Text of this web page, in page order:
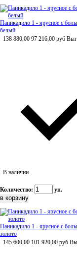
Паникадило 1 - ярусное с
белый
138 880,00 97 216,00 руб
В наличии
Количество: уп.
Паникадило 1 - ярусное с
золото
145 600,00 101 920,00 руб